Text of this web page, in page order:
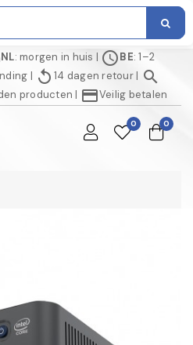
NL: morgen in huis | scheduleBE: 1–2
| replay 14 dagen retour| search
producten | credit_cardVeilig betalen
0 0